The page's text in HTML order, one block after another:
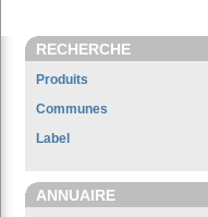
RECHERCHE
Produits
Communes
Label
ANNUAIRE